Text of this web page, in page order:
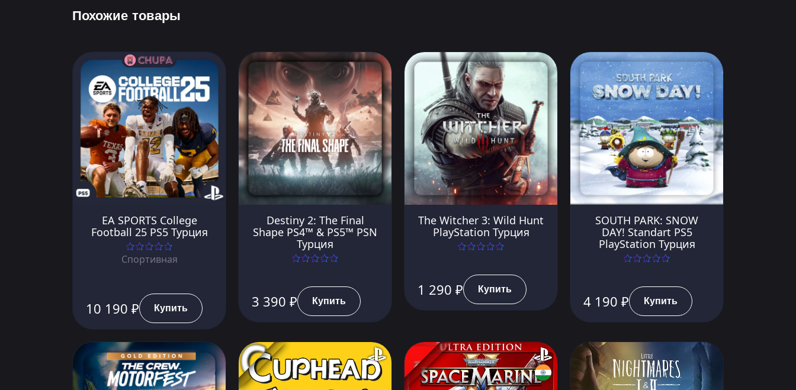
Похожие товары
EA SPORTS College
Football 25 PS5 Турция
Спортивная
10 190 ₽ Купить
Destiny 2: The Final
Shape PS4™ & PS5™ PSN
Турция
3 390 ₽ Купить
The Witcher 3: Wild Hunt
PlayStation Турция
1 290 ₽ Купить
SOUTH PARK: SNOW
DAY! Standart PS5
PlayStation Турция
4 190 ₽ Купить